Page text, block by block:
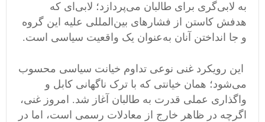
به لابی‌گری برای طالبان می‌پردازد؛ لابی‌ای که
هدفش کاستن از فشارهای بین‌المللی علیه این گروه
و جا انداختن آنان به‌عنوان یک واقعیت سیاسی است.
این رویکرد غنی نوعی تداوم خیانت سیاسی محسوب
می‌شود؛ همان خیانتی که با ترک ناگهانی کابل و
واگذاری عملی قدرت به طالبان آغاز شد. امروز غنی،
اگرچه در ظاهر خارج از معادلات رسمی است، اما در